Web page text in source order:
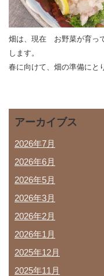
畑は、現在 お野菜が育っ
します。
春に向けて、畑の準備にと
アーカイブス
2026年7月
2026年6月
2026年5月
2026年3月
2026年2月
2026年1月
2025年12月
2025年11月